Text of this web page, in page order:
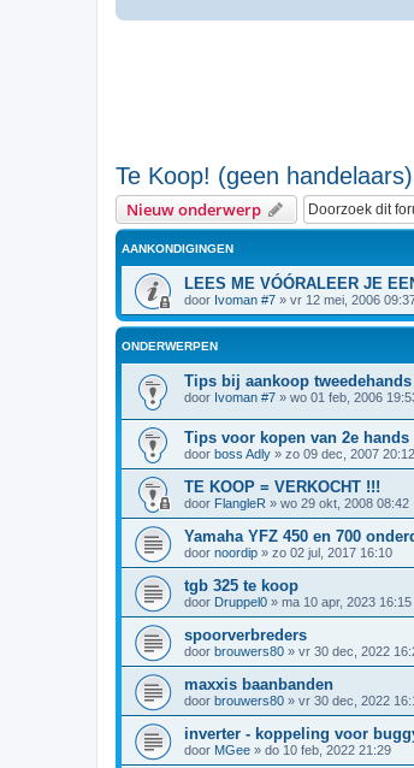
Te Koop! (geen handelaars)
Nieuw onderwerp
AANKONDIGINGEN
LEES ME VÓÓRALEER JE
door Ivoman #7 » vr 12 mei, 2006
ONDERWERPEN
Tips bij aankoop
door Ivoman #7 » wo 01 feb, 2006
Tips voor kopen van 2e hands
door boss Adly » zo 09 dec, 2007 20:12
TE KOOP = VERKOCHT !!!
door FlangleR » wo 29 okt, 2008 08:42
Yamaha YFZ 450 en 700
door noordip » zo 02 jul, 2017 16:10
tgb 325 te koop
door Druppel0 » ma 10 apr, 2023 16:15
spoorverbreders
door brouwers80 » vr 30 dec, 2022
maxxis baanbanden
door brouwers80 » vr 30 dec, 2022
inverter - koppeling voor
door MGee » do 10 feb, 2022 21:29